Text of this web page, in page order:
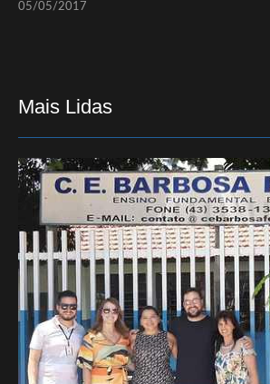
05/05/2017
Mais Lidas